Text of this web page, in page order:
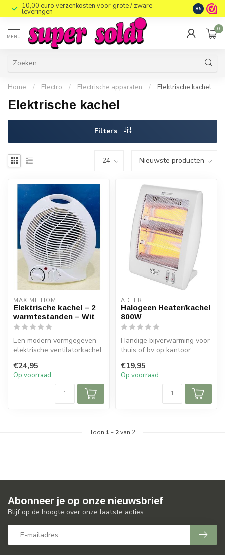
10,00 euro verzenkosten voor grote / zware
leveringen 8.5
MENU
0
Home / Electro / Electrische apparaten / Elektrische kachel
Elektrische kachel
Filters
MAXIME HOME
Elektrische kachel – 2
warmtestanden – Wit
Een modern vormgegeven
elektrische ventilatorkachel
ve...
€24,95
Op voorraad
ADLER
Halogeen Heater/kachel
800W
Handige bijverwarming voor
thuis of bv op kantoor.
€19,95
Op voorraad
Toon 1 - 2van 2
Abonneer je op onze nieuwsbrief
Blijf op de hoogte over onze laatste acties